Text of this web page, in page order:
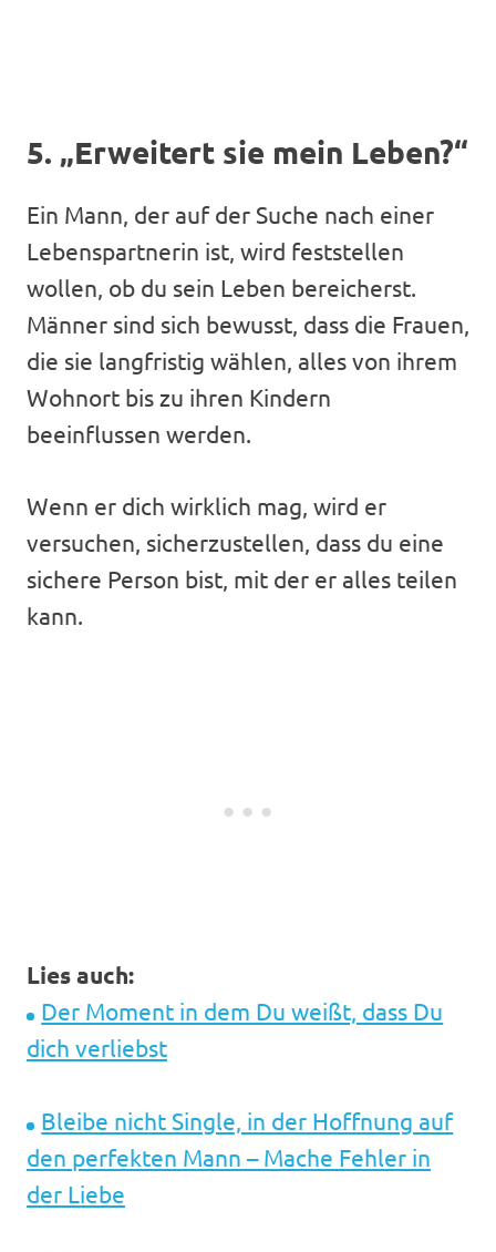
5. „Erweitert sie mein Leben?“
Ein Mann, der auf der Suche nach einer
Lebenspartnerin ist, wird feststellen
wollen, ob du sein Leben bereicherst.
Männer sind sich bewusst, dass die Frauen,
die sie langfristig wählen, alles von ihrem
Wohnort bis zu ihren Kindern
beeinflussen werden.
Wenn er dich wirklich mag, wird er
versuchen, sicherzustellen, dass du eine
sichere Person bist, mit der er alles teilen
kann.
Lies auch:
Der Moment in dem Du weißt, dass Du
dich verliebst
Bleibe nicht Single, in der Hoffnung auf
den perfekten Mann – Mache Fehler in
der Liebe